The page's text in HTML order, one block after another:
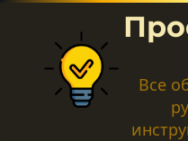
Перейти
контенту
Все